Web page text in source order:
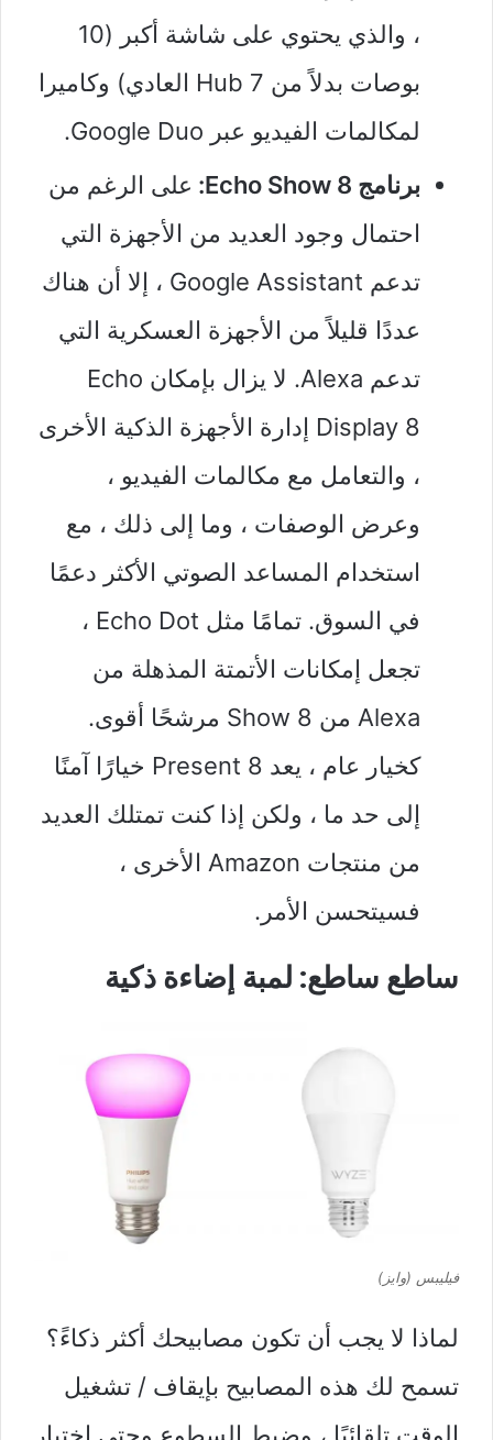
، والذي يحتوي على شاشة أكبر (10
بوصات بدلاً من Hub 7 العادي) وكاميرا
لمكالمات الفيديو عبر Google Duo.
برنامج Echo Show 8:
على الرغم من
احتمال وجود العديد من الأجهزة التي
تدعم Google Assistant ، إلا أن هناك
عددًا قليلاً من الأجهزة العسكرية التي
تدعم Alexa. لا يزال بإمكان Echo
Display 8 إدارة الأجهزة الذكية الأخرى
، والتعامل مع مكالمات الفيديو ،
وعرض الوصفات ، وما إلى ذلك ، مع
استخدام المساعد الصوتي الأكثر دعمًا
في السوق. تمامًا مثل Echo Dot ،
تجعل إمكانات الأتمتة المذهلة من
Alexa من Show 8 مرشحًا أقوى.
كخيار عام ، يعد Present 8 خيارًا آمنًا
إلى حد ما ، ولكن إذا كنت تمتلك العديد
من منتجات Amazon الأخرى ،
فسيتحسن الأمر.
ساطع ساطع: لمبة إضاءة ذكية
فيليبس (وايز)
لماذا لا يجب أن تكون مصابيحك أكثر ذكاءً؟
تسمح لك هذه المصابيح بإيقاف / تشغيل
الوقت تلقائيًا ، وضبط السطوع وحتى اختيار